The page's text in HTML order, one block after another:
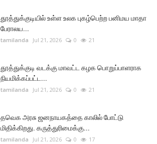
தூத்துக்குடியில் உள்ள உலக புகழ்பெற்ற பனிமய மாதா
பேராலய...
tamilanda Jul 21, 2026 0 21
தூத்துக்குடி வடக்கு மாவட்ட கழக பொறுப்பாளராக
நியமிக்கப்பட்ட...
tamilanda Jul 21, 2026 0 21
தவெக அரசு ஜனநாயகத்தை காலில் போட்டு
மிதிக்கிறது. கருத்துரிமைக்கு...
tamilanda Jul 21, 2026 0 17